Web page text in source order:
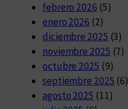
febrero 2026 (5)
enero 2026 (2)
diciembre 2025 (3)
noviembre 2025 (7)
octubre 2025 (9)
septiembre 2025 (6)
agosto 2025 (11)